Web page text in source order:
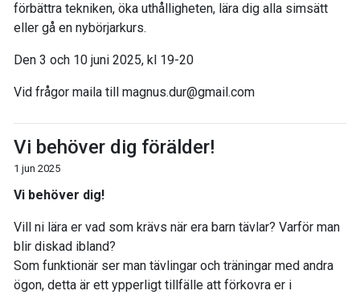
förbättra tekniken, öka uthålligheten, lära dig alla simsätt
eller gå en nybörjarkurs.
Den 3 och 10 juni 2025, kl 19-20
Vid frågor maila till magnus.dur@gmail.com
Vi behöver dig förälder!
1 jun 2025
Vi behöver dig!
Vill ni lära er vad som krävs när era barn tävlar? Varför man
blir diskad ibland?
Som funktionär ser man tävlingar och träningar med andra
ögon, detta är ett ypperligt tillfälle att förkovra er i